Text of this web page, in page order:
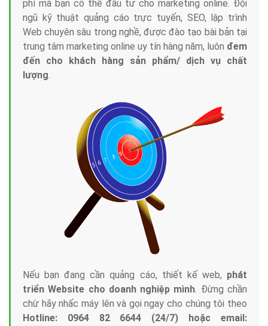
phí mà bạn có thể đầu tư cho marketing online. Đội
ngũ kỹ thuật quảng cáo trực tuyến, SEO, lập trình
Web chuyên sâu trong nghề, được đào tạo bài bản tại
trung tâm marketing online uy tín hàng năm, luôn đem
đến cho khách hàng sản phẩm/ dịch vụ chất
lượng.
Nếu bạn đang cần quảng cáo, thiết kế web, phát
triển Website cho doanh nghiệp mình. Đừng chần
chừ hãy nhấc máy lên và gọi ngay cho chúng tôi theo
Hotline: 0964 82 6644 (24/7) hoặc email: